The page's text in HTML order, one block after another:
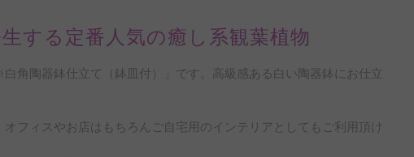
する定番人気の癒し系観葉植物
陶器鉢仕立て（鉢皿付）」です。高級感ある白い陶器鉢にお仕立
フィスやお店はもちろんご自宅用のインテリアとしてもご利用頂け